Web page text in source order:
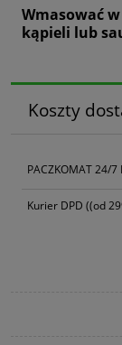
Wmasować
kąpieli lub
Koszty
Cena nie
PACZKOMAT 24/7
Kurier DPD ((od